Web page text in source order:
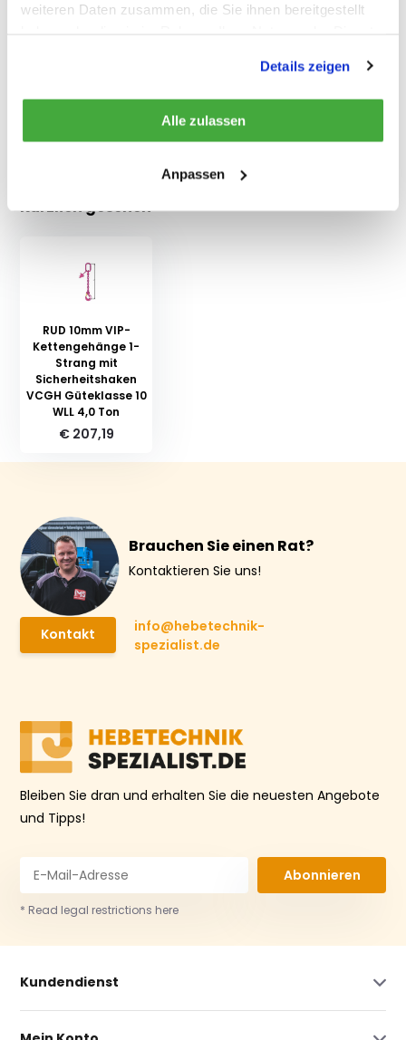
weiteren Daten zusammen, die Sie ihnen bereitgestellt
Details zeigen
Alle zulassen
Anpassen
Eigenschaften
Kürzlich gesehen
RUD 10mm VIP-
Kettengehänge 1-
Strang mit
Sicherheitshaken
VCGH Güteklasse 10
WLL 4,0 Ton
€ 207,19
Brauchen Sie einen Rat?
Kontaktieren Sie uns!
Kontakt
info@hebetechnik-
spezialist.de
Bleiben Sie dran und erhalten Sie die neuesten Angebote
und Tipps!
Abonnieren
* Read legal restrictions here
Kundendienst